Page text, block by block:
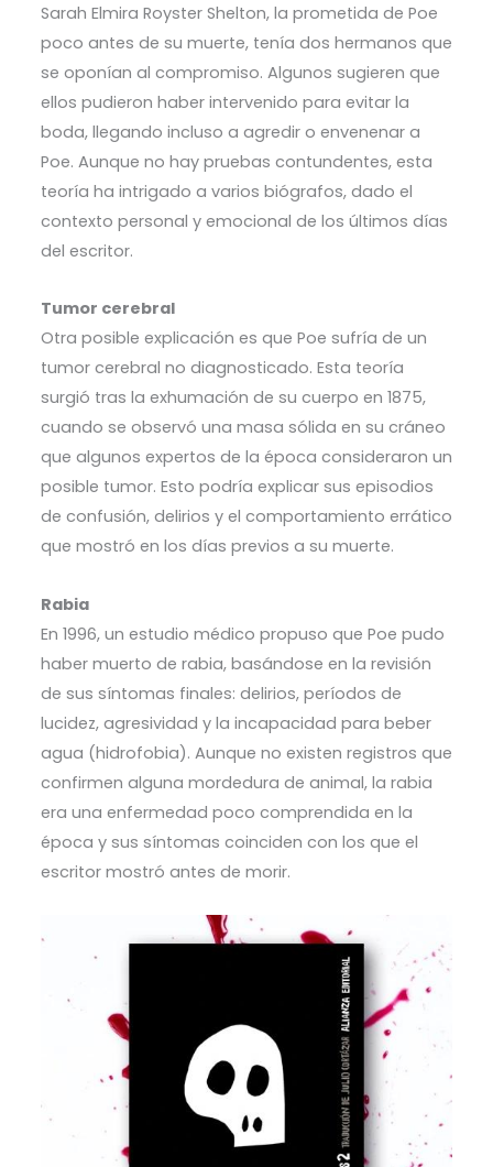
Sarah Elmira Royster Shelton, la prometida de Poe
poco antes de su muerte, tenía dos hermanos que
se oponían al compromiso. Algunos sugieren que
ellos pudieron haber intervenido para evitar la
boda, llegando incluso a agredir o envenenar a
Poe. Aunque no hay pruebas contundentes, esta
teoría ha intrigado a varios biógrafos, dado el
contexto personal y emocional de los últimos días
del escritor.
Tumor cerebral
Otra posible explicación es que Poe sufría de un
tumor cerebral no diagnosticado. Esta teoría
surgió tras la exhumación de su cuerpo en 1875,
cuando se observó una masa sólida en su cráneo
que algunos expertos de la época consideraron un
posible tumor. Esto podría explicar sus episodios
de confusión, delirios y el comportamiento errático
que mostró en los días previos a su muerte.
Rabia
En 1996, un estudio médico propuso que Poe pudo
haber muerto de rabia, basándose en la revisión
de sus síntomas finales: delirios, períodos de
lucidez, agresividad y la incapacidad para beber
agua (hidrofobia). Aunque no existen registros que
confirmen alguna mordedura de animal, la rabia
era una enfermedad poco comprendida en la
época y sus síntomas coinciden con los que el
escritor mostró antes de morir.